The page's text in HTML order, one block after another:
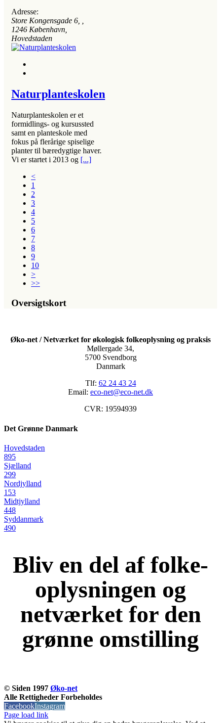
Adresse:
Store Kongensgade 6, ,
1246 København,
Hovedstaden
Naturplanteskolen
Naturplanteskolen er et
formidlings- og kursussted
samt en planteskole med
fokus på flerårige spiselige
planter til bæredygtige haver.
Vi er startet i 2013 og [...]
<
1
2
3
4
5
6
7
8
9
10
>
>>
Oversigtskort
Øko-net / Netværket for økologisk folkeoplysning og praksis
Møllergade 34,
5700 Svendborg
Danmark
Tlf: 62 24 43 24
Email: eco-net@eco-net.dk
CVR: 19594939
Det Grønne Danmark
Hovedstaden
895
Sjælland
299
Nordjylland
153
Midtjylland
448
Syddanmark
490
Bliv en del af folke-
oplysningen og
netværket for den
grønne omstilling
© Siden 1997 Øko-net
Alle Rettigheder Forbeholdes
FacebookInstagram
Page load link